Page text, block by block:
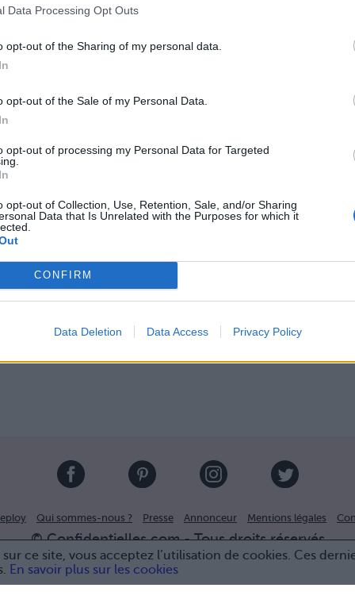
Data Processing Opt Outs
opt-out of the Sharing of my personal data.
opt-out of the Sale of my Personal Data.
opt-out of processing my Personal Data for Targeted
opt-out of Collection, Use, Retention, Sale, and/or Sharing
Data that Is Unrelated with the Purposes for which it
CONFIRM
Data Deletion Data Access Privacy Policy
ce site, vous acceptez l’utilisation de cookies. Ces
En savoir plus sur les cookies
juste parfaitement moelleux pour que
(ça c’est la réponse à sortir à la moindre
copine aigrie).
durant l’accouchement, c’est tout ce qu’il y a de
si vous retrouvez plus ou moins votre
certains de vos jeans ne s’adapteront sans doute
des choses : vous avez une bonne excuse
petits « cadeaux » que certaines finissent
toujours qu’on a porté la vie. Des
avec le temps mais ne disparaitront
cicatrice un peu plus intime avec l’épisiotomie…
Qui sommes-nous ? Presse Annonceur Mentions légales
© Confidentielles.com - Tous droits réservés